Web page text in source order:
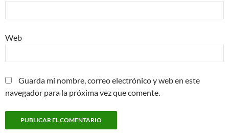
Web
Guarda mi nombre, correo electrónico y web en este
navegador para la próxima vez que comente.